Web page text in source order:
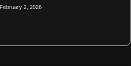
February 2, 2026